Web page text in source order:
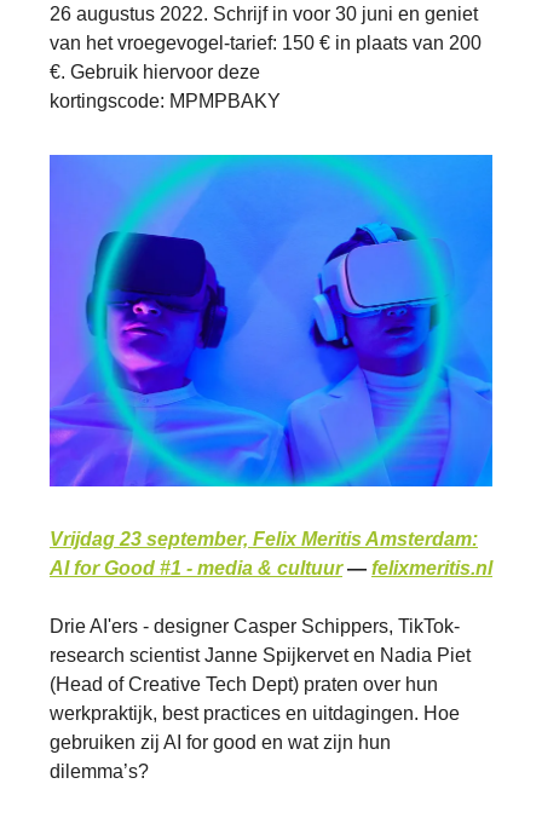
26 augustus 2022. Schrijf in voor 30 juni en geniet
van het vroegevogel-tarief: 150 € in plaats van 200
€. Gebruik hiervoor deze
kortingscode: MPMPBAKY
Vrijdag 23 september, Felix Meritis Amsterdam:
AI for Good #1 - media & cultuur— felixmeritis.nl
Drie AI'ers - designer Casper Schippers, TikTok-
research scientist Janne Spijkervet en Nadia Piet
(Head of Creative Tech Dept) praten over hun
werkpraktijk, best practices en uitdagingen. Hoe
gebruiken zij AI for good en wat zijn hun
dilemma’s?